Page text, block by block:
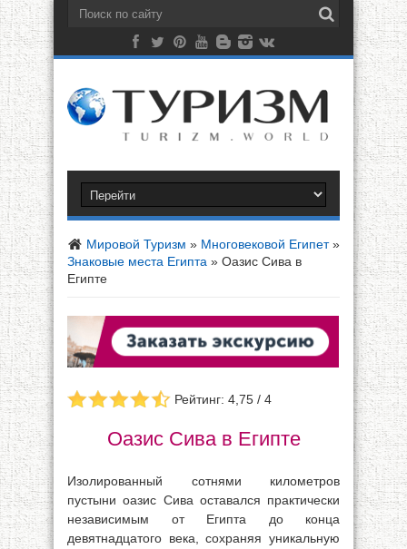
Мировой Туризм » Многовековой Египет »
Знаковые места Египта » Оазис Сива в
Египте
Рейтинг: 4,75 / 4
Оазис Сива в Египте
Изолированный сотнями километров
пустыни оазис Сива оставался практически
независимым от Египта до конца
девятнадцатого века, сохраняя уникальную